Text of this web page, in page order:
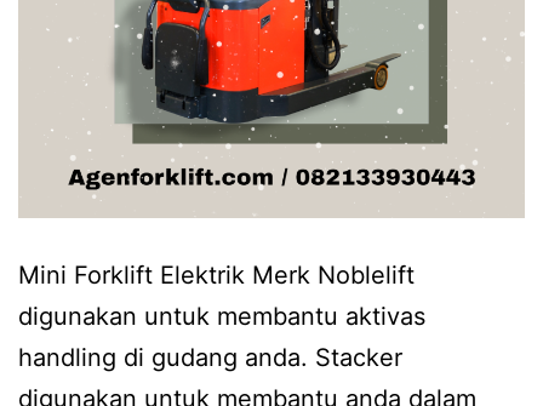
Mini Forklift Elektrik Merk Noblelift
digunakan untuk membantu aktivas
handling di gudang anda. Stacker
digunakan untuk membantu anda dalam